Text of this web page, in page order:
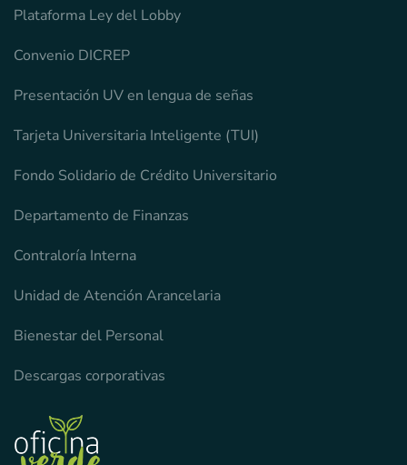
Plataforma Ley del Lobby
Convenio DICREP
Presentación UV en lengua de señas
Tarjeta Universitaria Inteligente (TUI)
Fondo Solidario de Crédito Universitario
Departamento de Finanzas
Contraloría Interna
Unidad de Atención Arancelaria
Bienestar del Personal
Descargas corporativas